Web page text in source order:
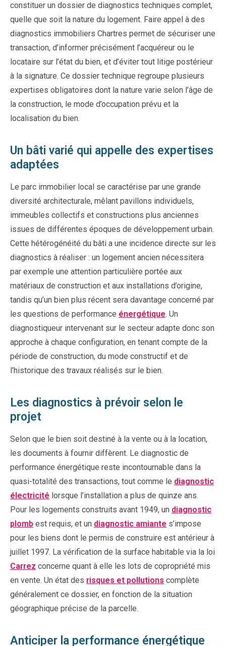
constituer un dossier de diagnostics techniques complet,
quelle que soit la nature du logement. Faire appel à des
diagnostics immobiliers Chartres permet de sécuriser une
transaction, d’informer précisément l’acquéreur ou le
locataire sur l’état du bien, et d’éviter tout litige postérieur
à la signature. Ce dossier technique regroupe plusieurs
expertises obligatoires dont la nature varie selon l’âge de
la construction, le mode d’occupation prévu et la
localisation du bien.
Un bâti varié qui appelle des expertises
adaptées
Le parc immobilier local se caractérise par une grande
diversité architecturale, mêlant pavillons individuels,
immeubles collectifs et constructions plus anciennes
issues de différentes époques de développement urbain.
Cette hétérogénéité du bâti a une incidence directe sur les
diagnostics à réaliser : un logement ancien nécessitera
par exemple une attention particulière portée aux
matériaux de construction et aux installations d’origine,
tandis qu’un bien plus récent sera davantage concerné par
les questions de performance énergétique. Un
diagnostiqueur intervenant sur le secteur adapte donc son
approche à chaque configuration, en tenant compte de la
période de construction, du mode constructif et de
l’historique des travaux réalisés sur le bien.
Les diagnostics à prévoir selon le
projet
Selon que le bien soit destiné à la vente ou à la location,
les documents à fournir diffèrent. Le diagnostic de
performance énergétique reste incontournable dans la
quasi-totalité des transactions, tout comme le diagnostic
électricité lorsque l’installation a plus de quinze ans.
Pour les logements construits avant 1949, un diagnostic
plomb est requis, et un diagnostic amiante s’impose
pour les biens dont le permis de construire est antérieur à
juillet 1997. La vérification de la surface habitable via la loi
Carrez concerne quant à elle les lots de copropriété mis
en vente. Un état des risques et pollutions complète
généralement ce dossier, en fonction de la situation
géographique précise de la parcelle.
Anticiper la performance énergétique